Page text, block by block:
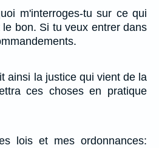
m'interroges-tu sur ce qui
bon. Si tu veux entrer dans
ainsi la justice qui vient de la
ces choses en pratique
lois et mes ordonnances: